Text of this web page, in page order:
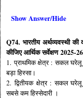
Show Answer/Hide
Q74. भारतीय अर्थव्यवस्थी की
कीजिए आर्थिक सर्वेक्षण 2025-
1. प्राथमिक क्षेत्र : सकल
बड़ा हिस्सा।
2. द्वितीयक क्षेत्र : सकल
सबसे कम हिस्सेदारी ।